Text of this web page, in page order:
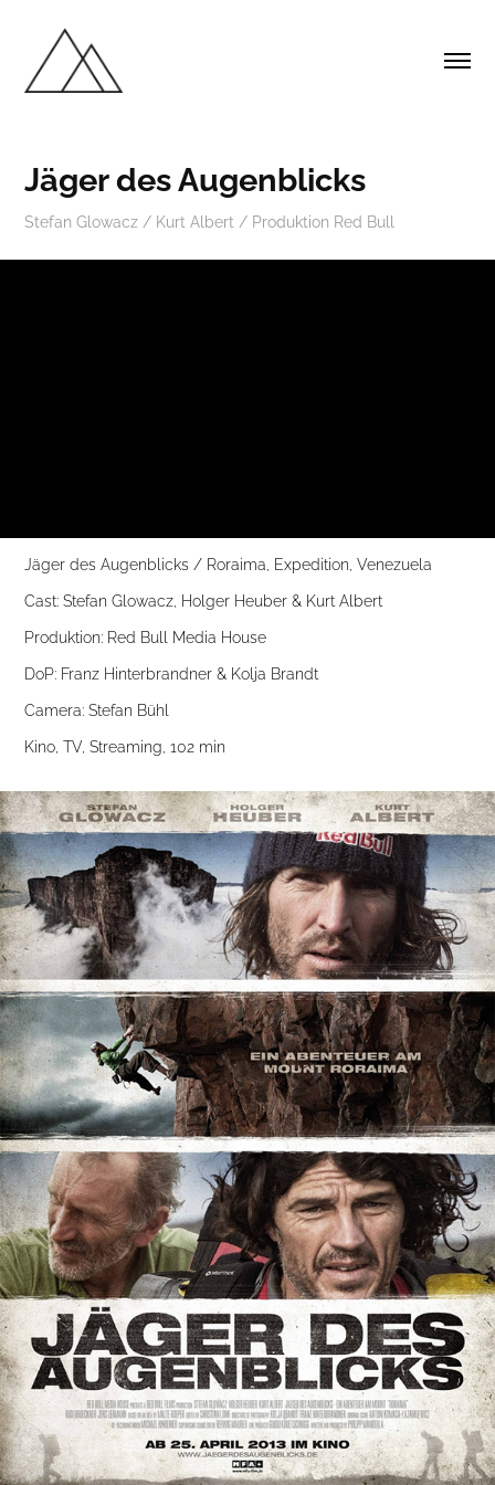
Jäger des Augenblicks
Stefan Glowacz / Kurt Albert / Produktion Red Bull
Jäger des Augenblicks / Roraima, Expedition, Venezuela
Cast: Stefan Glowacz, Holger Heuber & Kurt Albert
Produktion: Red Bull Media House
DoP: Franz Hinterbrandner & Kolja Brandt
Camera: Stefan Bühl
Kino, TV, Streaming, 102 min